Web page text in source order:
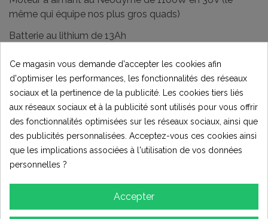
même qui équipe nos plus gros quads)
Batterie au lithium de 13Ah
Triple réglages indépendants du temps de
réponse, de la puissance et de la vitesse.
Fourche hydraulique inversée, amortisseur arrière à
ressort réglable en précontrainte.
Transmission finale par chaîne : pignon de 11 dents et
Ce magasin vous demande d'accepter les cookies afin
d'optimiser les performances, les fonctionnalités des réseaux
sociaux et la pertinence de la publicité. Les cookies tiers liés
aux réseaux sociaux et à la publicité sont utilisés pour vous offrir
des fonctionnalités optimisées sur les réseaux sociaux, ainsi que
des publicités personnalisées. Acceptez-vous ces cookies ainsi
que les implications associées à l'utilisation de vos données
personnelles ?
Accepter